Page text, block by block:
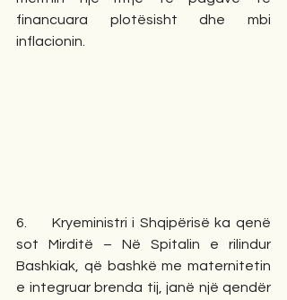
financuara plotësisht dhe mbi
inflacionin.
6.     Kryeministri i Shqipërisë ka qenë
sot Mirditë – Në Spitalin e rilindur
Bashkiak, që bashkë me maternitetin
e integruar brenda tij, janë një qendër